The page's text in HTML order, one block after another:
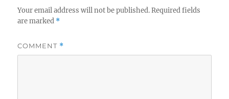
e
Your email address will not be published. Required fields
are marked *
COMMENT *